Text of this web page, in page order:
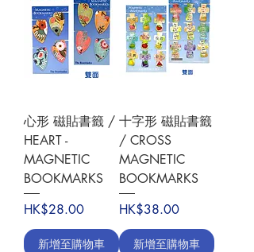
心形 磁貼書籤 /
HEART -
MAGNETIC
BOOKMARKS
價格
HK$28.00
新增至購物車
十字形 磁貼書籤
/ CROSS
MAGNETIC
BOOKMARKS
價格
HK$38.00
新增至購物車